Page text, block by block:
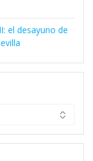
el desayuno de